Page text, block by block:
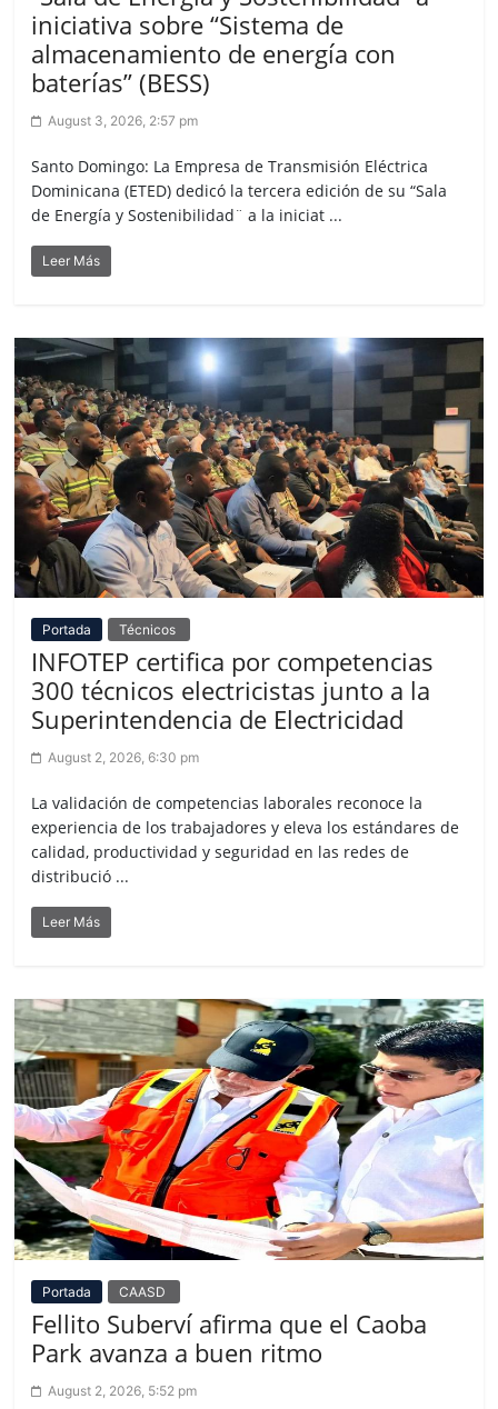
iniciativa sobre “Sistema de
almacenamiento de energía con
baterías” (BESS)
August 3, 2026, 2:57 pm
Santo Domingo: La Empresa de Transmisión Eléctrica
Dominicana (ETED) dedicó la tercera edición de su “Sala
de Energía y Sostenibilidad¨ a la iniciat ...
Leer Más
Portada Técnicos
INFOTEP certifica por competencias
300 técnicos electricistas junto a la
Superintendencia de Electricidad
August 2, 2026, 6:30 pm
La validación de competencias laborales reconoce la
experiencia de los trabajadores y eleva los estándares de
calidad, productividad y seguridad en las redes de
distribució ...
Leer Más
Portada CAASD
Fellito Suberví afirma que el Caoba
Park avanza a buen ritmo
August 2, 2026, 5:52 pm